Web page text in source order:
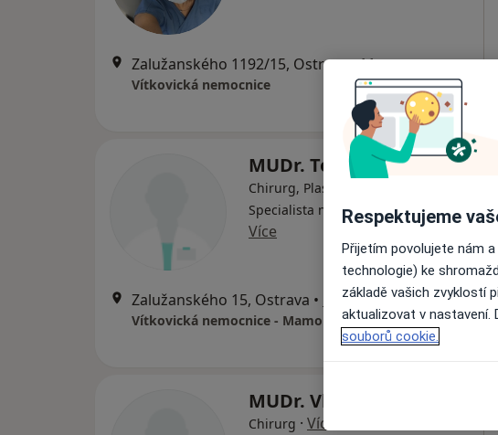
Zalužanského 1192/15, Ostrava•Mapa
Vítkovická nemocnice
MUDr. Tomáš Faltani
Chirurg, Plastický chirurg,
Specialista na estetickou medicínu ·
Více
Zalužanského 15, Ostrava • Mapa
Vítkovická nemocnice - Mamologická ambulance
MUDr. Vlastimil Mec
Chirurg · Více
Respektujeme
Přijetím povolujete nám
technologie) ke
základě vašich zvyklostí
aktualizovat v nastavení.
souborů cookie.